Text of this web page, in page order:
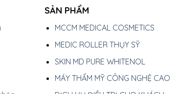
SẢN PHẨM
MCCM MEDICAL COSMETICS
MEDIC ROLLER THỤY SỸ
SKIN MD PURE WHITENOL
MÁY THẨM MỸ CÔNG NGHỆ CAO